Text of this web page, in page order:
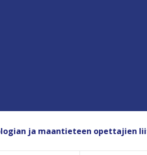
ja maantieteen opettajien